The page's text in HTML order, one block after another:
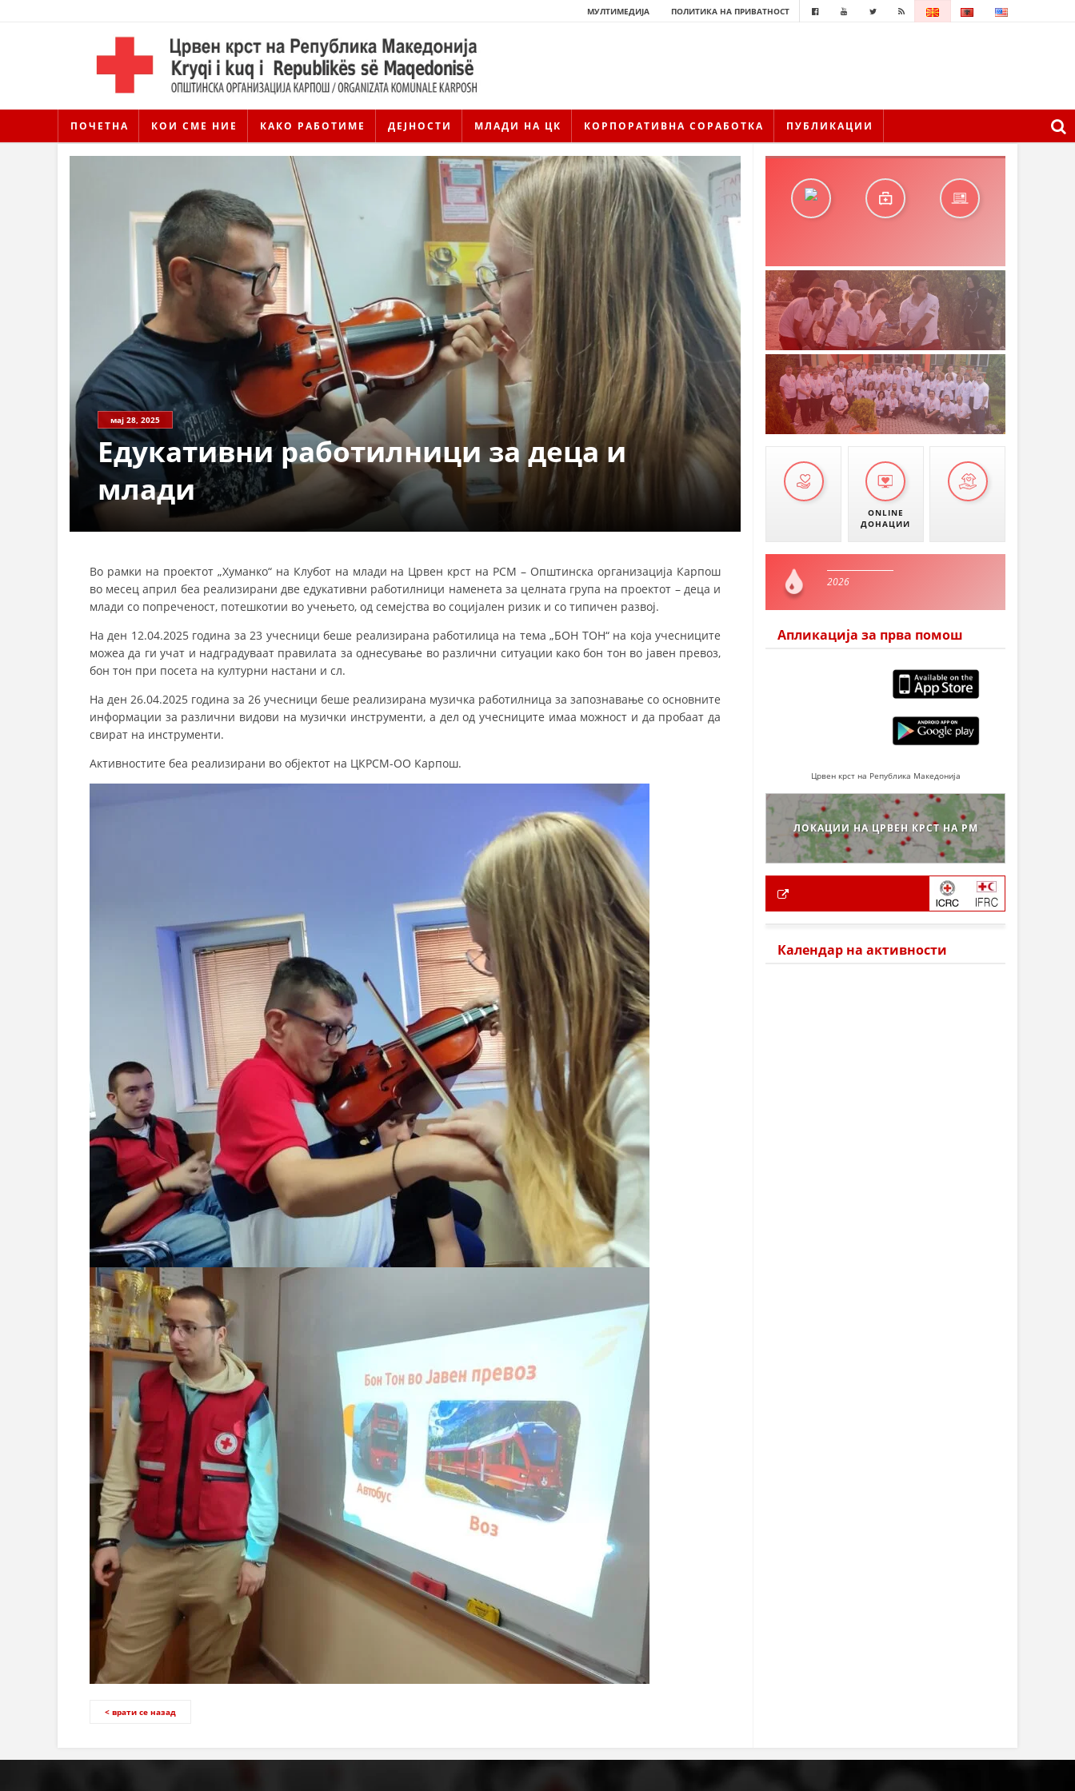
МУЛТИМЕДИЈА ПОЛИТИКА НА ПРИВАТНОСТ
ПОЧЕТНА КОИ СМЕ НИЕ КАКО РАБОТИМЕ ДЕЈНОСТИ МЛАДИ НА ЦК КОРПОРАТИВНА СОРАБОТКА ПУБЛИКАЦИИ
ДЕЈСТВУВАЊЕ
БРОШУРИ
мај 28, 2025
Едукативни работилници за деца и
млади
Во рамки на проектот „Хуманко“ на Клубот на млади на Црвен крст на РСМ – Општинска организација Карпош
во месец април беа реализирани две едукативни работилници наменета за целната група на проектот – деца и
млади со попреченост, потешкотии во учењето, од семејства во социјален ризик и со типичен развој.
На ден 12.04.2025 година за 23 учесници беше реализирана работилица на тема „БОН ТОН“ на која учесниците
можеа да ги учат и надградуваат правилата за однесување во различни ситуации како бон тон во јавен превоз,
бон тон при посета на културни настани и сл.
На ден 26.04.2025 година за 26 учесници беше реализирана музичка работилница за запознавање со основните
информации за различни видови на музички инструменти, а дел од учесниците имаа можност и да пробаат да
свират на инструменти.
Активностите беа реализирани во објектот на ЦКРСМ-ОО Карпош.
< врати се назад
ONLINE
ДОНАЦИИ
2026
Апликација за прва помош
Црвен крст на Република Македонија
ЛОКАЦИИ НА ЦРВЕН КРСТ НА РМ
Календар на активности